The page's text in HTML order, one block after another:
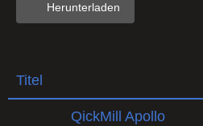
Herunterladen
Titel
QickMill Apollo